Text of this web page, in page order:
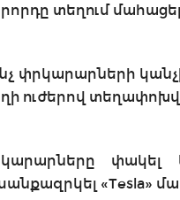
տեղում մահացել
փրկարարների
ուժերով
փակել
«Tesla»